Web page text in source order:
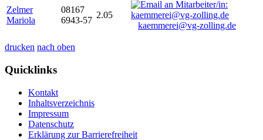
Zelmer
Mariola
08167
6943-57
2.05
kaemmerei@vg-zolling.de
drucken nach oben
Quicklinks
Kontakt
Inhaltsverzeichnis
Impressum
Datenschutz
Erklärung zur Barrierefreiheit